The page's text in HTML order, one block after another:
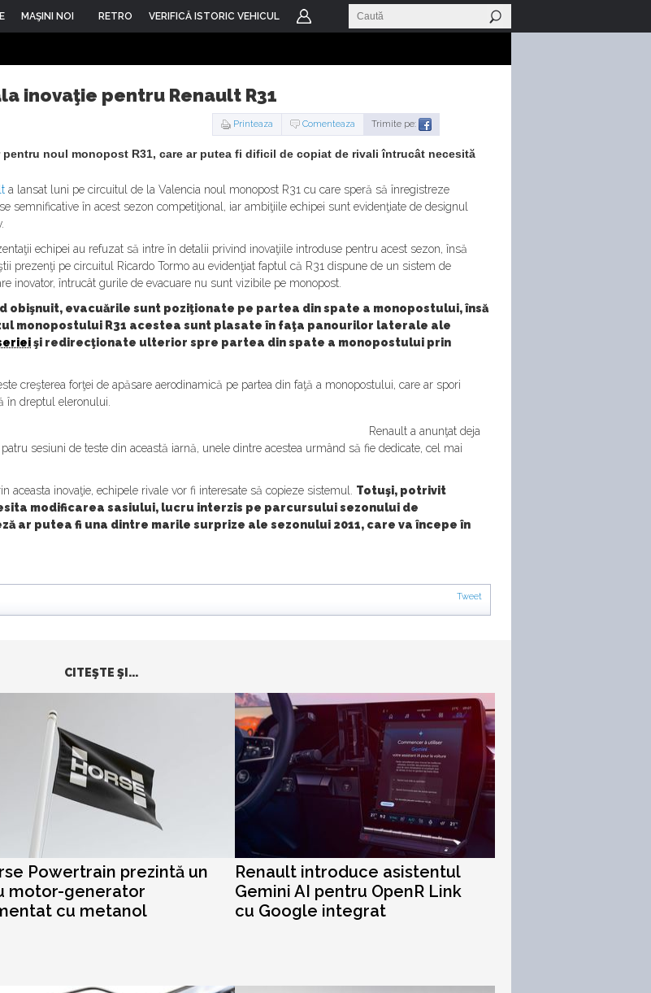
MAŞINI NOI RETRO VERIFICĂ ISTORIC VEHICUL
inovaţie pentru Renault R31
Printeaza Comenteaza Trimite pe:
noul monopost R31, care ar putea fi dificil de copiat de rivali întrucât necesită
a lansat luni pe circuitul de la Valencia noul monopost R31 cu care speră să înregistreze
semnificative în acest sezon competiţional, iar ambiţiile echipei sunt evidenţiate de designul
echipei au refuzat să intre în detalii privind inovaţiile introduse pentru acest sezon, însă
prezenţi pe circuitul Ricardo Tormo au evidenţiat faptul că R31 dispune de un sistem de
inovator, întrucât gurile de evacuare nu sunt vizibile pe monopost.
obişnuit, evacuările sunt poziţionate pe partea din spate a monopostului, însă
monopostului R31 acestea sunt plasate în faţa panourilor laterale ale
şi redirecţionate ulterior spre partea din spate a monopostului prin
creşterea forţei de apăsare aerodinamică pe partea din faţă a monopostului, care ar spori
în dreptul eleronului.
Renault a anunţat deja
sesiuni de teste din această iarnă, unele dintre acestea urmând să fie dedicate, cel mai
aceasta inovaţie, echipele rivale vor fi interesate să copieze sistemul. Totuşi, potrivit
modificarea sasiului, lucru interzis pe parcursului sezonului de
ar putea fi una dintre marile surprize ale sezonului 2011, care va începe în
Tweet
CITEŞTE ŞI...
Powertrain prezintă un
motor-generator
cu metanol
Renault introduce asistentul
Gemini AI pentru OpenR Link
cu Google integrat